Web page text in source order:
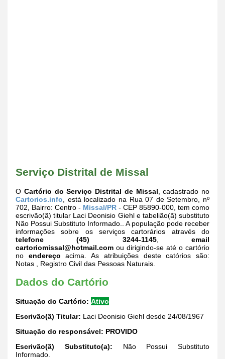
Serviço Distrital de Missal
O Cartório do Serviço Distrital de Missal , cadastrado no
Cartorios.info , está localizado na Rua 07 de Setembro, nº
702, Bairro: Centro - Missal/PR - CEP 85890-000, tem como
escrivão(ã) titular Laci Deonisio Giehl e tabelião(ã) substituto
Não Possui Substituto Informado.. A população pode receber
informações sobre os serviços cartorários através do
telefone (45) 3244-1145,email
cartoriomissal@hotmail.com ou dirigindo-se até o cartório
no endereço acima. As atribuições deste catórios são:
Notas , Registro Civil das Pessoas Naturais.
Dados do Cartório
Situação do Cartório: Ativo
Escrivão(ã) Titular: Laci Deonisio Giehl desde 24/08/1967
Situação do responsável: PROVIDO
Escrivão(ã) Substituto(a): Não Possui Substituto
Informado.